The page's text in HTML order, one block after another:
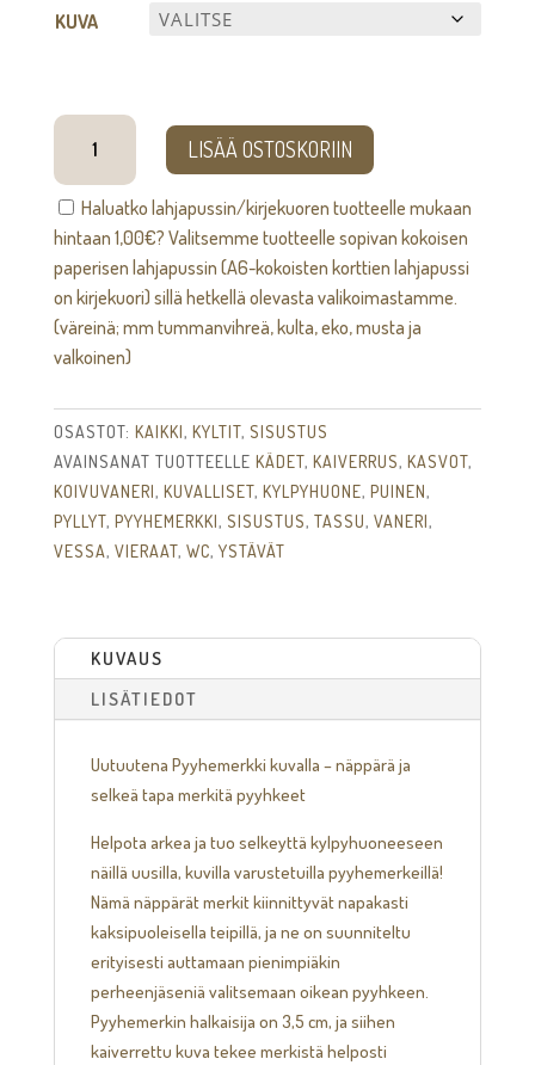
KUVA
MINI
Pyyhemerkki
[kuvalla]
määrä
LISÄÄ OSTOSKORIIN
Haluatko lahjapussin/kirjekuoren tuotteelle mukaan
hintaan 1,00€? Valitsemme tuotteelle sopivan kokoisen
paperisen lahjapussin (A6-kokoisten korttien lahjapussi
on kirjekuori) sillä hetkellä olevasta valikoimastamme.
(väreinä; mm tummanvihreä, kulta, eko, musta ja
valkoinen)
OSASTOT: KAIKKI, KYLTIT, SISUSTUS
AVAINSANAT TUOTTEELLE KÄDET, KAIVERRUS, KASVOT,
KOIVUVANERI, KUVALLISET, KYLPYHUONE, PUINEN,
PYLLYT, PYYHEMERKKI, SISUSTUS, TASSU, VANERI,
VESSA, VIERAAT, WC, YSTÄVÄT
KUVAUS
LISÄTIEDOT
Uutuutena Pyyhemerkki kuvalla – näppärä ja
selkeä tapa merkitä pyyhkeet
Helpota arkea ja tuo selkeyttä kylpyhuoneeseen
näillä uusilla, kuvilla varustetuilla pyyhemerkeillä!
Nämä näppärät merkit kiinnittyvät napakasti
kaksipuoleisella teipillä, ja ne on suunniteltu
erityisesti auttamaan pienimpiäkin
perheenjäseniä valitsemaan oikean pyyhkeen.
Pyyhemerkin halkaisija on 3,5 cm, ja siihen
kaiverrettu kuva tekee merkistä helposti